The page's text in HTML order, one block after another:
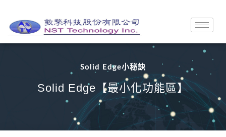
Solid Edge小秘訣
Solid Edge【最小化功能區】